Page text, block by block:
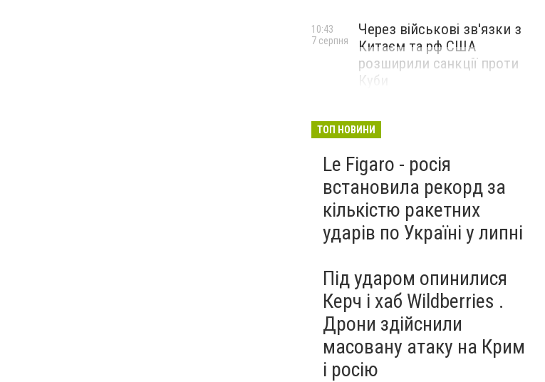
Через військові зв'язки з
Китаєм та рф США
розширили санкції проти
Куби
10:43
7 серпня
ТОП НОВИНИ
Le Figaro - росія
встановила рекорд за
кількістю ракетних
ударів по Україні у липні
Під ударом опинилися
Керч і хаб Wildberries .
Дрони здійснили
масовану атаку на Крим
і росію